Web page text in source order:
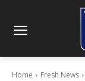
Home Fresh News